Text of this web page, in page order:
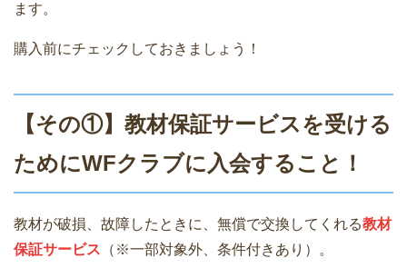
ます。
購入前にチェックしておきましょう！
【その①】教材保証サービスを受ける
ためにWFクラブに入会すること！
教材が破損、故障したときに、無償で交換してくれる教材
保証サービス （※一部対象外、条件付きあり）。